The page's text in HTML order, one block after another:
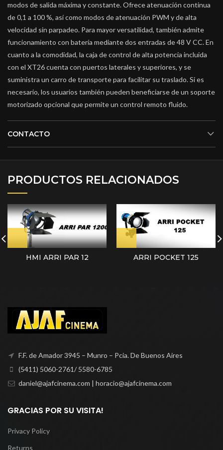
modos de salida máxima y constante. Ofrece atenuación continua
de 0,1 a 100 %, así como modos de atenuación PWM y de alta
velocidad sin parpadeo. Para mayor versatilidad, también admite
funcionamiento con batería mediante dos entradas de 48 V CC. En
cuanto a la comodidad, la caja de control de alta potencia incluida
con el XT26 cuenta con puertos laterales y superiores, y se
suministra un carro de transporte para facilitar su traslado. Si es
necesario, los usuarios también pueden beneficiarse de un soporte
motorizado opcional que permite un control remoto fluido.
CONTACTO
PRODUCTOS RELACIONADOS
HMI ARRI PAR 12 ARRI POCKET 125
F.F. de Amador 3945 – Munro – Pcia. De Buenos Aires
(5411) 5060-2761/ 5580-6785
daniel@ajafcinema.com | horacio@ajafcinema.com
GRACIAS POR SU VISITA!
Privacy Policy
Returns